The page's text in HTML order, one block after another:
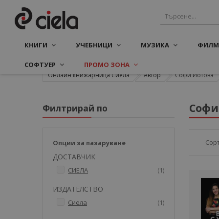
КНИГИ УЧЕБНИЦИ МУЗИКА
СОФТУЕР ПРОМО ЗОНА
Онлайн книжарница Сиела Автор Софи Йотова
Филтрирай по
Опции за пазаруване
ДОСТАВЧИК
СИЕЛА 1артикул
ИЗДАТЕЛСТВО
Сиела 1артикул